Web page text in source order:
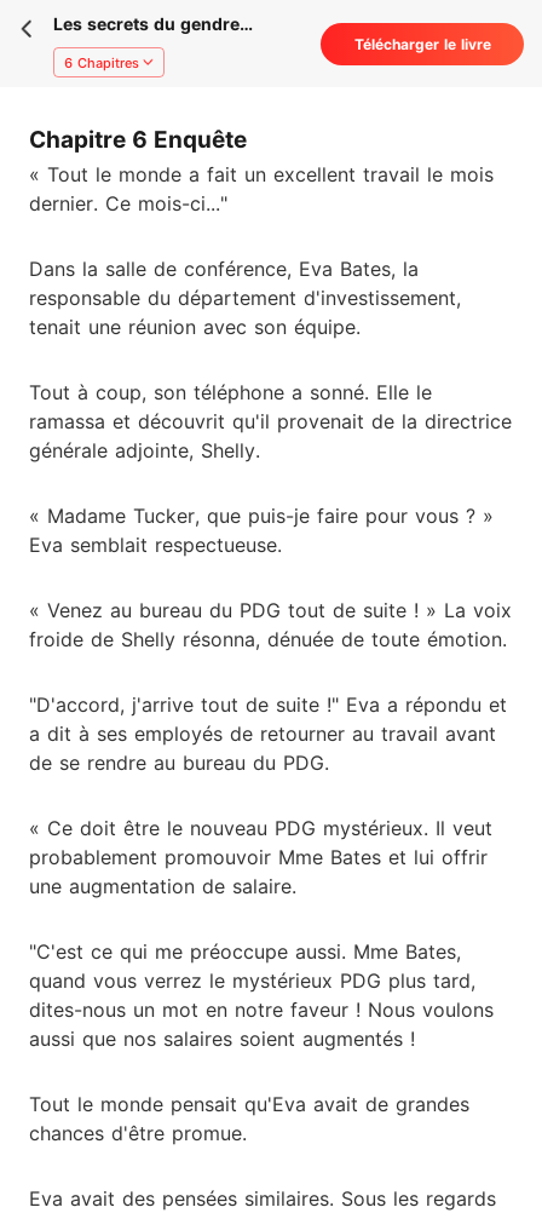
Les secrets du gendre
pitoyable
6 Chapitres
Télécharger le livre
Chapitre 6 Enquête
« Tout le monde a fait un excellent travail le mois
dernier. Ce mois-ci..."
Dans la salle de conférence, Eva Bates, la
responsable du département d'investissement,
tenait une réunion avec son équipe.
Tout à coup, son téléphone a sonné. Elle le
ramassa et découvrit qu'il provenait de la directrice
générale adjointe, Shelly.
« Madame Tucker, que puis-je faire pour vous ? »
Eva semblait respectueuse.
« Venez au bureau du PDG tout de suite ! » La voix
froide de Shelly résonna, dénuée de toute émotion.
"D'accord, j'arrive tout de suite !" Eva a répondu et
a dit à ses employés de retourner au travail avant
de se rendre au bureau du PDG.
« Ce doit être le nouveau PDG mystérieux. Il veut
probablement promouvoir Mme Bates et lui offrir
une augmentation de salaire.
"C'est ce qui me préoccupe aussi. Mme Bates,
quand vous verrez le mystérieux PDG plus tard,
dites-nous un mot en notre faveur ! Nous voulons
aussi que nos salaires soient augmentés !
Tout le monde pensait qu'Eva avait de grandes
chances d'être promue.
Eva avait des pensées similaires. Sous les regards